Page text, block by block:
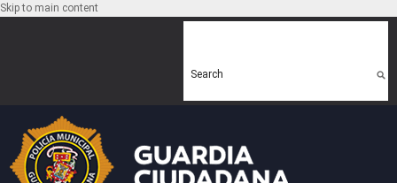
Skip to main content
Search